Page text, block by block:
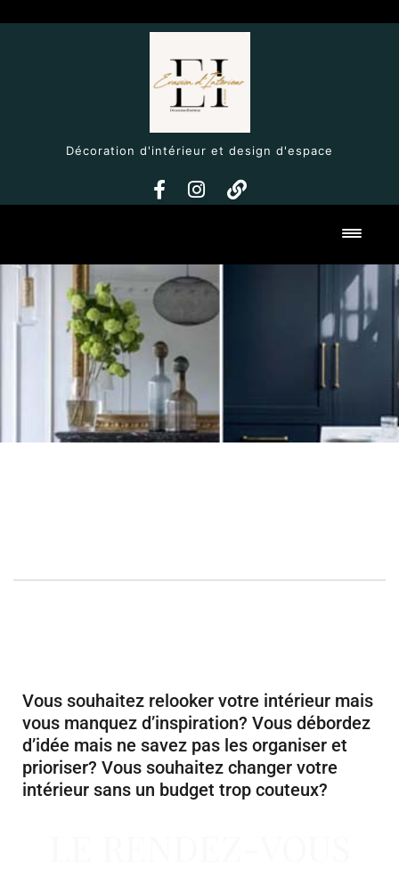
Décoration d'intérieur et design d'espace
Vous souhaitez relooker votre intérieur mais
vous manquez d’inspiration? Vous débordez
d’idée mais ne savez pas les organiser et
prioriser? Vous souhaitez changer votre
intérieur sans un budget trop couteux?